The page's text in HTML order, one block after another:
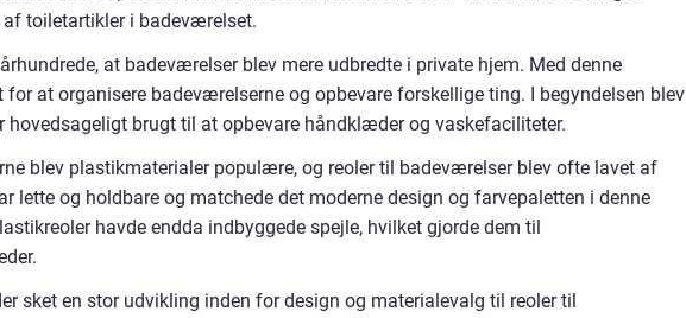
toiletartikler i badeværelset.
at badeværelser blev mere udbredte i private hjem. Med denne
at organisere badeværelserne og opbevare forskellige ting. I begyndelsen blev
hovedsageligt brugt til at opbevare håndklæder og vaskefaciliteter.
blev plastikmaterialer populære, og reoler til badeværelser blev ofte lavet af
lette og holdbare og matchede det moderne design og farvepaletten i denne
havde endda indbyggede spejle, hvilket gjorde dem til
sket en stor udvikling inden for design og materialevalg til reoler til